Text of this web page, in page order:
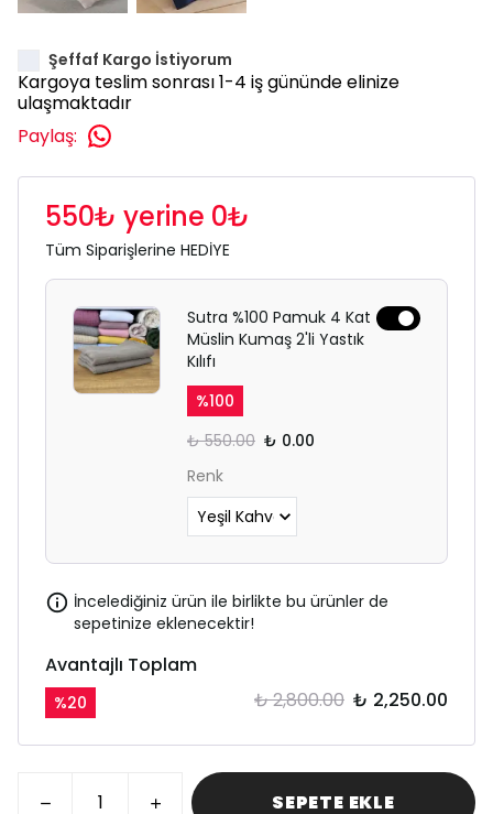
Şeffaf Kargo İstiyorum
Kargoya teslim sonrası 1-4 iş gününde elinize
ulaşmaktadır
Paylaş:
550₺ yerine 0₺
Tüm Siparişlerine HEDİYE
Sutra %100 Pamuk 4 Kat
Müslin Kumaş 2'li Yastık
Kılıfı
%100
₺ 550.00 ₺ 0.00
Renk
İncelediğiniz ürün ile birlikte bu ürünler de
sepetinize eklenecektir!
Avantajlı Toplam
%20 ₺ 2,800.00 ₺ 2,250.00
SEPETE EKLE